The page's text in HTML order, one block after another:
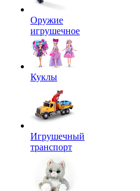
Оружие
игрушечное
Куклы
Игрушечный
транспорт